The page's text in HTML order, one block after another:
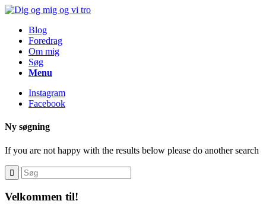
Blog
Foredrag
Om mig
Søg
Menu
Instagram
Facebook
Ny søgning
If you are not happy with the results below please do another search
Velkommen til!